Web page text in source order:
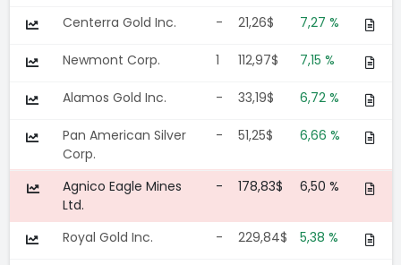
Centerra Gold Inc. - 21,26$ 7,27 %
Newmont Corp. 1 112,97$ 7,15 %
Alamos Gold Inc. - 33,19$ 6,72 %
Pan American Silver
Corp.
- 51,25$ 6,66 %
Agnico Eagle Mines
Ltd.
- 178,83$ 6,50 %
Royal Gold Inc. - 229,84$ 5,38 %